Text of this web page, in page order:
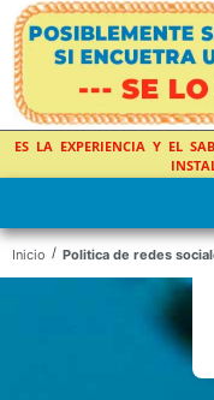
ES LA EXPERIENCIA Y EL
Inicio / Politica de redes